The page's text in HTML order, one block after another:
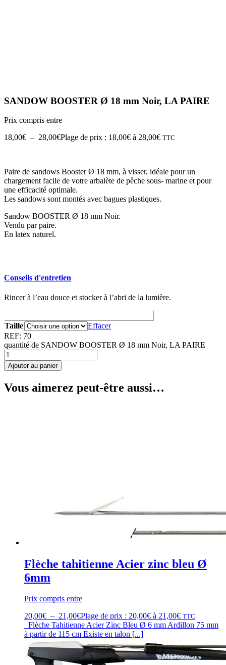
SANDOW BOOSTER Ø 18 mm Noir, LA PAIRE
Prix compris entre
18,00€ – 28,00€Plage de prix : 18,00€ à 28,00€ TTC
Paire de sandows Booster Ø 18 mm, à visser, idéale pour un
chargement facile de votre arbalète de pêche sous- marine et pour
une efficacité optimale.
Les sandows sont montés avec bagues plastiques.
Sandow BOOSTER Ø 18 mm Noir.
Vendu par paire.
En latex naturel.
Conseils d'entretien
Rincer à l’eau douce et stocker à l’abri de la lumière.
Taille
Effacer
REF: 70
quantité de SANDOW BOOSTER Ø 18 mm Noir, LA PAIRE
Ajouter au panier
Vous aimerez peut-être aussi…
Flèche tahitienne Acier zinc bleu Ø
6mm
Prix compris entre
20,00€ – 21,00€Plage de prix : 20,00€ à 21,00€ TTC
Flèche Tahitienne Acier Zinc Bleu Ø 6 mm Ardillon 75 mm
à partir de 115 cm Existe en talon [...]